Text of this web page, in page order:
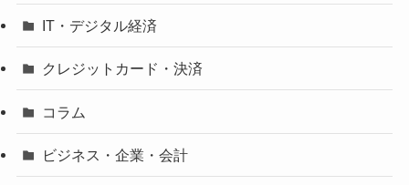
IT・デジタル経済
クレジットカード・決済
コラム
ビジネス・企業・会計